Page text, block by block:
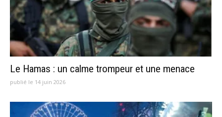
Le Hamas : un calme trompeur et une menace
publié le 14 juin 2026